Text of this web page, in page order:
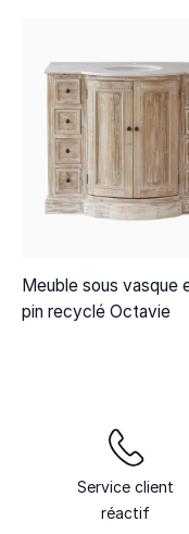
Meuble sous vasque
pin recyclé Octavie
Service client
réactif